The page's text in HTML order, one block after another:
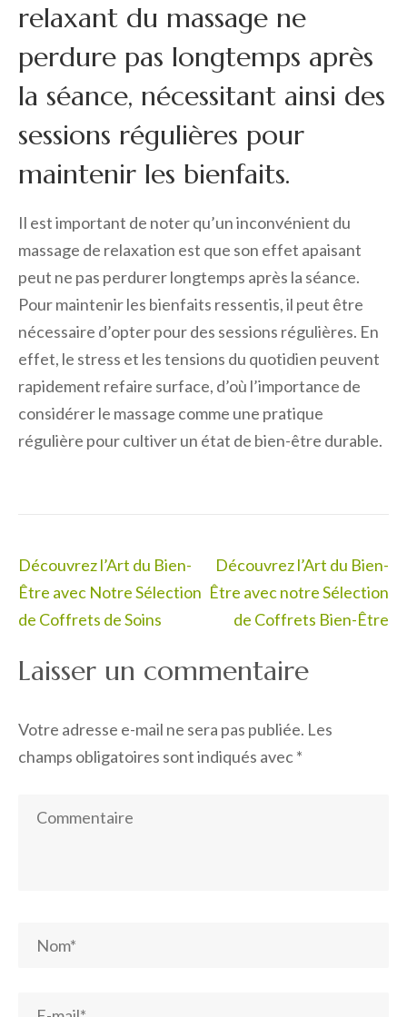
relaxant du massage ne
perdure pas longtemps après
la séance, nécessitant ainsi des
sessions régulières pour
maintenir les bienfaits.
Il est important de noter qu’un inconvénient du
massage de relaxation est que son effet apaisant
peut ne pas perdurer longtemps après la séance.
Pour maintenir les bienfaits ressentis, il peut être
nécessaire d’opter pour des sessions régulières. En
effet, le stress et les tensions du quotidien peuvent
rapidement refaire surface, d’où l’importance de
considérer le massage comme une pratique
régulière pour cultiver un état de bien-être durable.
Navigation
de
l’article
Découvrez l’Art du Bien-
Être avec Notre Sélection
de Coffrets de Soins
Découvrez l’Art du Bien-
Être avec notre Sélection
de Coffrets Bien-Être
Laisser un commentaire
Votre adresse e-mail ne sera pas publiée. Les
champs obligatoires sont indiqués avec*